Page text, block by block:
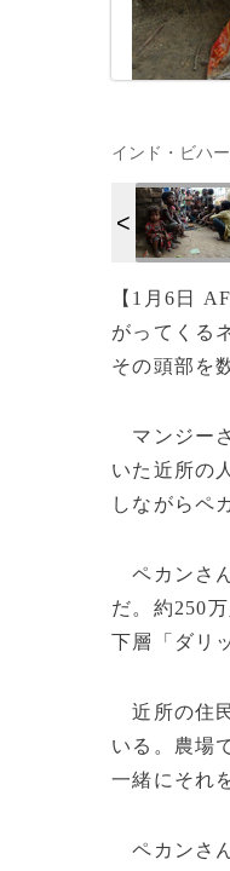
インド・ビハ
【1月6日
がってくる
その頭部を
マンジー
いた近所の
しながらペ
ペカンさ
だ。約250
下層「ダリ
近所の住
いる。農場
一緒にそれ
ペカンさ